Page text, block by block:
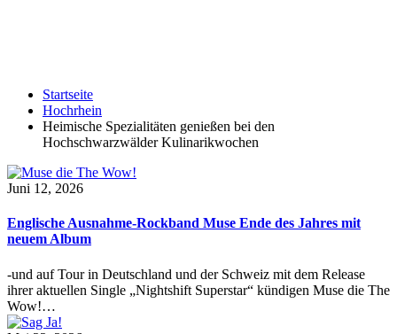
Startseite
Hochrhein
Heimische Spezialitäten genießen bei den
Hochschwarzwälder Kulinarikwochen
Juni 12, 2026
Englische Ausnahme-Rockband Muse Ende des Jahres mit
neuem Album
-und auf Tour in Deutschland und der Schweiz mit dem Release
ihrer aktuellen Single „Nightshift Superstar“ kündigen Muse die The
Wow!…